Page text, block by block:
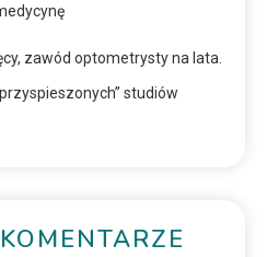
zawód optometrysty na lata.
studiów